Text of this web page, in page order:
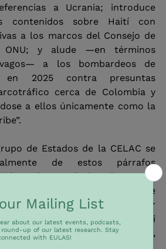
a Ucrania; introduce
contenidos sobre Haití con
a los marcos del Consejo de
ONU; y alude —en términos
vagos— a los bombardeos de
en 2025 contra presuntas
cerca de Colombia y
a ellos únicamente como la
de Estados de la CELAC se
de estos párrafos
los relacionados con
e incluso los Objetivos de
(ODS). Venezuela se retiró por
no figura como firmante ni
parcial o totalmente,